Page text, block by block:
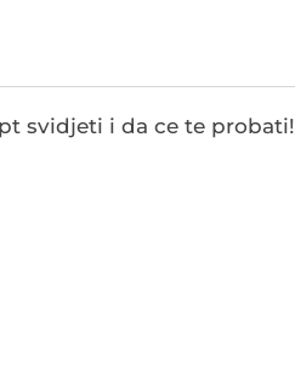
svidjeti i da ce te probati!